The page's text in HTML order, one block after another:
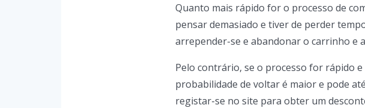
Quanto mais rápido for o processo de
pensar demasiado e tiver de perder
arrepender-se e abandonar o carrinho e
Pelo contrário, se o processo for rápido
probabilidade de voltar é maior e pode
registar-se no site para obter um